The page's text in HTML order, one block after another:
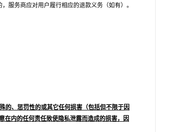
服务商应对用户履行相应的退款义务（如有）。
的、惩罚性的或其它任何损害（包括但不限于因
在内的任何责任致使隐私泄露而造成的损害，因